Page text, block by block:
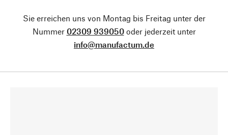
Sie erreichen uns von Montag bis Freitag unter der
Nummer 02309 939050oder jederzeit unter
info@manufactum.de